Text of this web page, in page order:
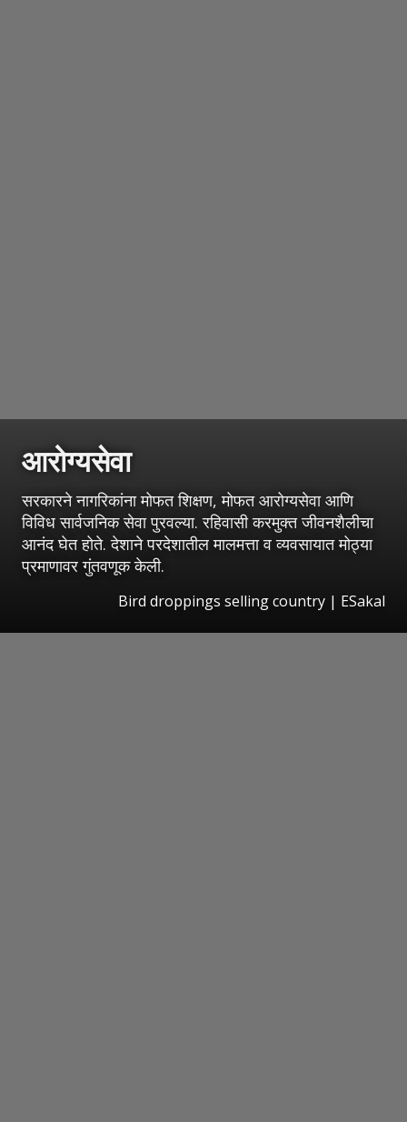
आरोग्यसेवा
सरकारने नागरिकांना मोफत शिक्षण, मोफत आरोग्यसेवा आणि
विविध सार्वजनिक सेवा पुरवल्या. रहिवासी करमुक्त जीवनशैलीचा
आनंद घेत होते. देशाने परदेशातील मालमत्ता व व्यवसायात मोठ्या
प्रमाणावर गुंतवणूक केली.
Bird droppings selling country | ESakal